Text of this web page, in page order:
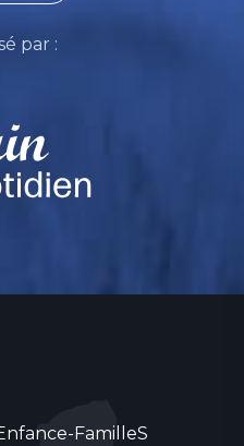
par :
FamilleS